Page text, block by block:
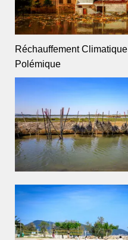
Réchauffement
Polémique